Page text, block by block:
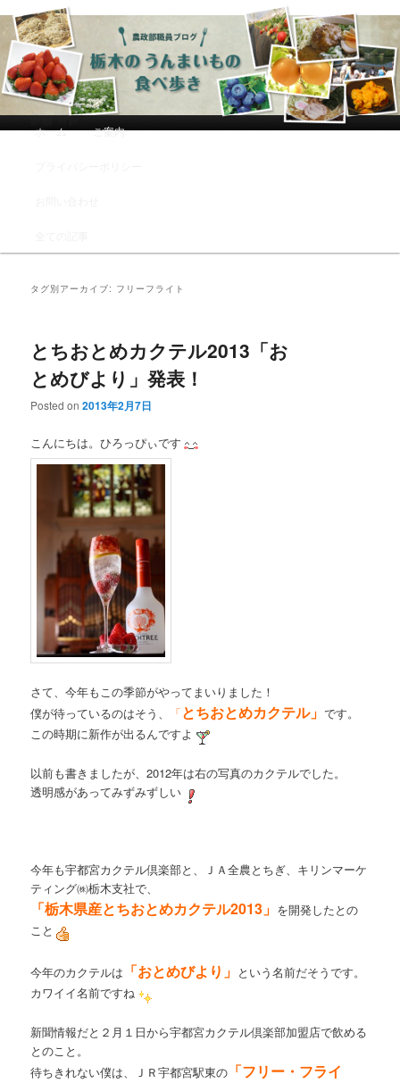
農政部職員ブログ「栃木のうんまい
もの食べ歩き」
メインコンテンツへ移動
サブコンテンツへ移動
ホーム ご案内
タグ別アーカイブ: フリーフライト
とちおとめカクテル2013「お
とめびより」発表！
Posted on2013年2月7日
こんにちは。ひろっぴぃです
さて、今年もこの季節がやってまいりました！
僕が待っているのはそう、
「とちおとめカクテル」です。
この時期に新作が出るんですよ
以前も書きましたが、2012年は右の写真のカクテルでした。
透明感があってみずみずしい
今年も宇都宮カクテル倶楽部と、ＪＡ全農とちぎ、キリンマーケ
ティング㈱栃木支社で、
「栃木県産とちおとめカクテル2013」 を開発したとの
こと
今年のカクテルは 「おとめびより」 という名前だそうです。
カワイイ名前ですね
新聞情報だと２月１日から宇都宮カクテル倶楽部加盟店で飲める
とのこと。
待ちきれない僕は、ＪＲ宇都宮駅東の 「フリー・フライ